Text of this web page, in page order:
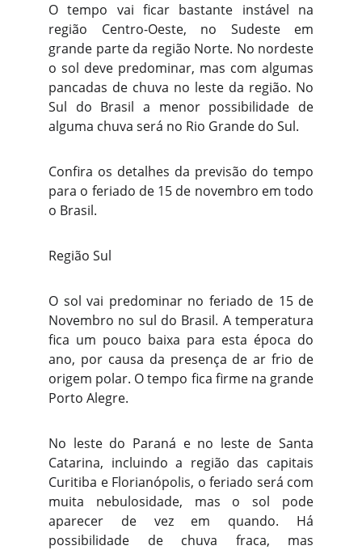
O tempo vai ficar bastante instável na
região Centro-Oeste, no Sudeste em
grande parte da região Norte. No nordeste
o sol deve predominar, mas com algumas
pancadas de chuva no leste da região. No
Sul do Brasil a menor possibilidade de
alguma chuva será no Rio Grande do Sul.
Confira os detalhes da previsão do tempo
para o feriado de 15 de novembro em todo
o Brasil.
Região Sul
O sol vai predominar no feriado de 15 de
Novembro no sul do Brasil. A temperatura
fica um pouco baixa para esta época do
ano, por causa da presença de ar frio de
origem polar. O tempo fica firme na grande
Porto Alegre.
No leste do Paraná e no leste de Santa
Catarina, incluindo a região das capitais
Curitiba e Florianópolis, o feriado será com
muita nebulosidade, mas o sol pode
aparecer de vez em quando. Há
possibilidade de chuva fraca, mas